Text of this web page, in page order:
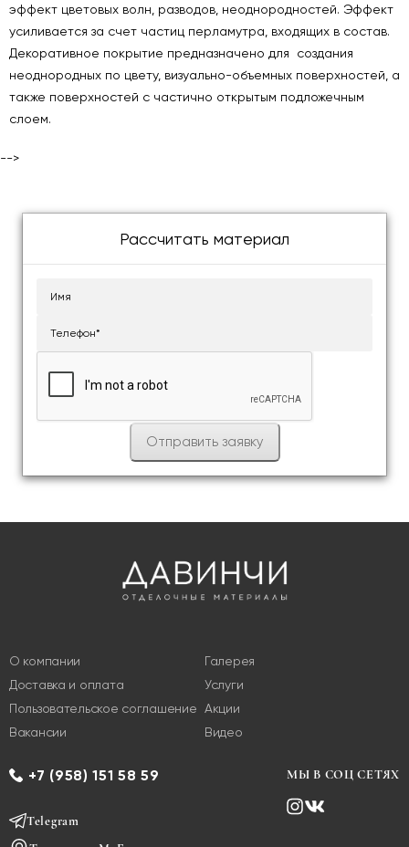
эффект цветовых волн, разводов, неоднородностей. Эффект
усиливается за счет частиц перламутра, входящих в состав.
Декоративное покрытие предназначено для создания
неоднородных по цвету, визуально-объемных поверхностей, а
также поверхностей с частично открытым подложечным
слоем.
-->
Рассчитать материал
О компании
Доставка и оплата
Пользовательское соглашение
Вакансии
Галерея
Услуги
Акции
Видео
+7 (958) 151 58 59
Telegram
МЫ В СОЦ СЕТЯХ